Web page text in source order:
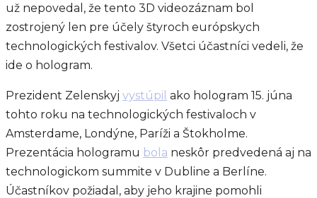
už nepovedal, že tento 3D videozáznam bol
zostrojený len pre účely štyroch európskych
technologických festivalov. Všetci účastníci vedeli, že
ide o hologram.
Prezident Zelenskyj vystúpil ako hologram 15. júna
tohto roku na technologických festivaloch v
Amsterdame, Londýne, Paríži a Štokholme.
Prezentácia hologramu bola neskôr predvedená aj na
technologickom summite v Dubline a Berlíne.
Účastníkov požiadal, aby jeho krajine pomohli